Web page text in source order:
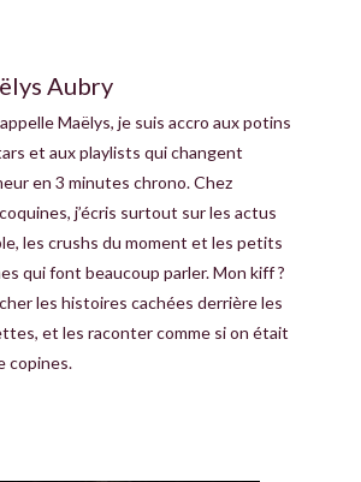
Aubry
Maëlys, je suis accro aux potins
et aux playlists qui changent
en 3 minutes chrono. Chez
j’écris surtout sur les actus
les crushs du moment et les petits
qui font beaucoup parler. Mon kiff ?
les histoires cachées derrière les
et les raconter comme si on était
copines.